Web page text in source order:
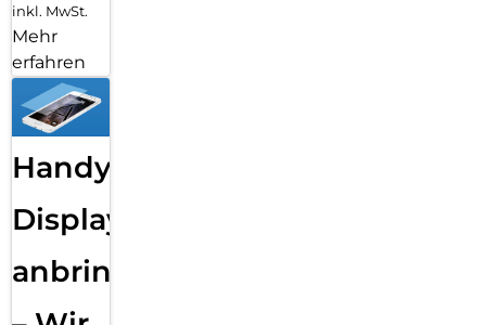
inkl. MwSt.
Mehr
erfahren
Handy
Displayfolie
anbringen